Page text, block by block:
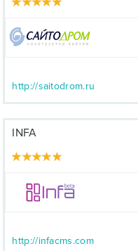
http://saitodrom.ru
INFA
http://infacms.com